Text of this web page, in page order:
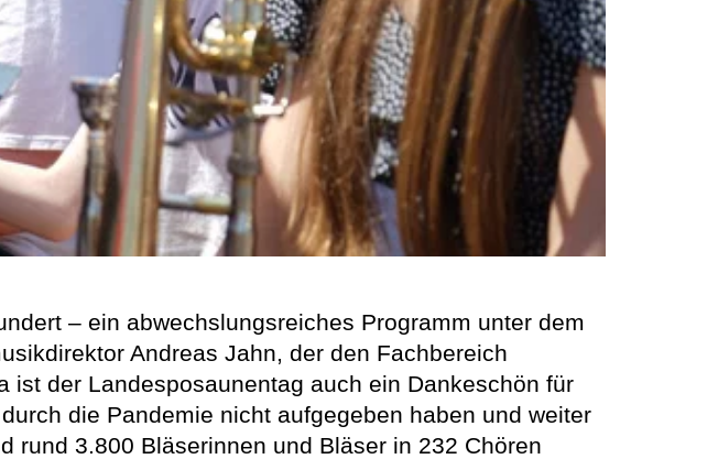
– ein abwechslungsreiches Programm unter dem
Andreas Jahn, der den Fachbereich
ist der Landesposaunentag auch ein Dankeschön für
die Pandemie nicht aufgegeben haben und weiter
rund 3.800 Bläserinnen und Bläser in 232 Chören